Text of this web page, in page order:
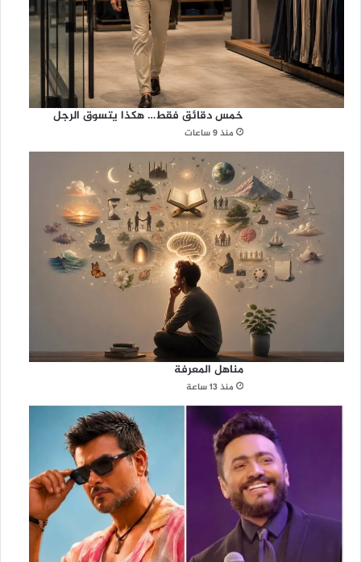
خمس دقائق فقط… هكذا يتسوق الرجل
منذ 9 ساعات
مناهل المعرفة
منذ 13 ساعة